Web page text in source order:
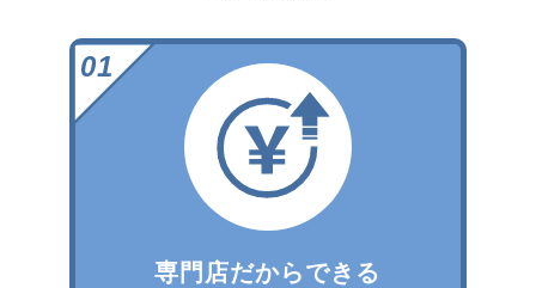
専門店だからできる